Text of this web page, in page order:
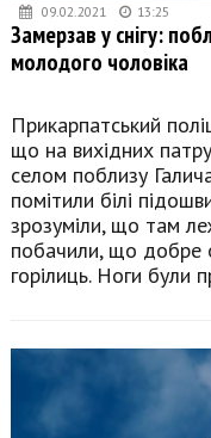
09.02.2021 13:25
Замерзав у снігу:
молодого чоловіка
Прикарпатський
що на вихідних
селом поблизу
помітили білі
зрозуміли, що там
побачили, що добре
горілиць. Ноги були